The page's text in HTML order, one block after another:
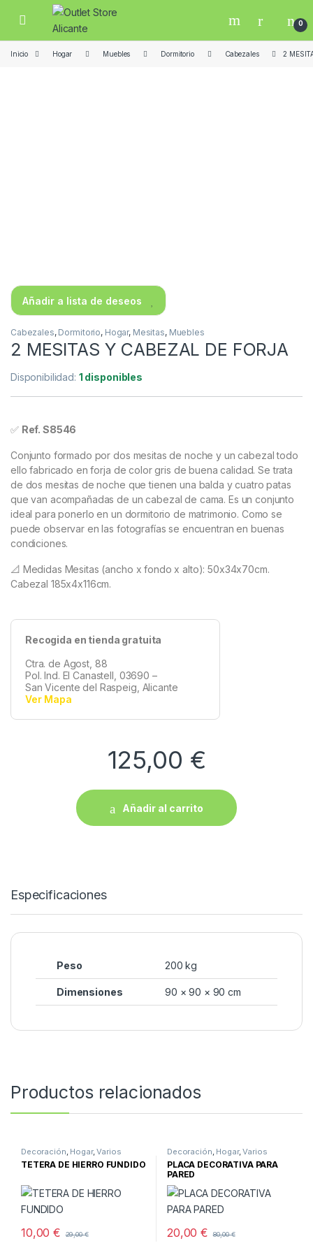
Skip to navigation
Skip to content
Open 0
Inicio Hogar Muebles Dormitorio Cabezales 2
Añadir a lista de deseos
Cabezales, Dormitorio, Hogar, Mesitas, Muebles
2 MESITAS Y CABEZAL DE FORJA
Disponibilidad: 1 disponibles
✅ Ref. S8546
Conjunto formado por dos mesitas de noche y un cabezal todo
ello fabricado en forja de color gris de buena calidad. Se trata
de dos mesitas de noche que tienen una balda y cuatro patas
que van acompañadas de un cabezal de cama. Es un conjunto
ideal para ponerlo en un dormitorio de matrimonio. Como se
puede observar en las fotografías se encuentran en buenas
condiciones.
📐 Medidas Mesitas (ancho x fondo x alto): 50x34x70cm.
Cabezal 185x4x116cm.
Recogida en tienda gratuita
Ctra. de Agost, 88
Pol. Ind. El Canastell, 03690 –
San Vicente del Raspeig, Alicante
Ver Mapa
125,00 €
Añadir al carrito
Especificaciones
Peso 200 kg
Dimensiones 90 × 90 × 90 cm
Productos relacionados
Decoración, Hogar,Varios
TETERA DE HIERRO FUNDIDO
10,00€ 29,00€
Decoración, Hogar,Varios
PLACA DECORATIVA PARA
PARED
20,00€ 80,00€